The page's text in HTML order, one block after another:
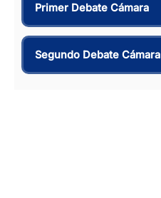
Primer Debate Cámara
Segundo Debate Cámara